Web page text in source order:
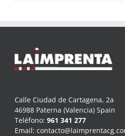
Calle Ciudad de Cartagena, 2a
46988 Paterna (Valencia) Spain
Teléfono: 961 341 277
Email: